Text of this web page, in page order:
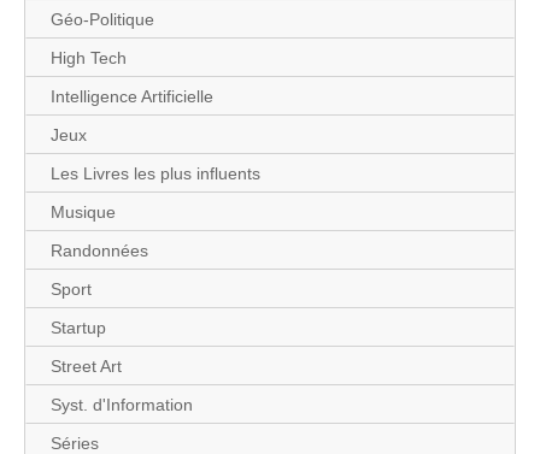
Géo-Politique
High Tech
Intelligence Artificielle
Jeux
Les Livres les plus influents
Musique
Randonnées
Sport
Startup
Street Art
Syst. d'Information
Séries